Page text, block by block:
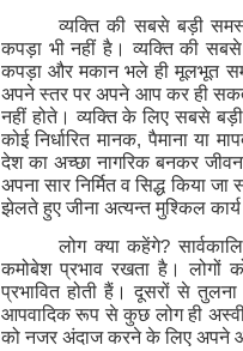
व्यक्ति की सबसे बड़ी
कपड़ा भी नहीं है। व्यक्ति की
कपड़ा और मकान भले ही मूलभूत
अपने स्तर पर अपने आप कर ही
नहीं होते। व्यक्ति के लिए सबसे
कोई निर्धारित मानक,पैमाना या
देश का अच्छा नागरिक बनकर
अपना सार निर्मित व सिद्ध किया
झेलते हुए जीना अत्यन्त मुश्किल
लोग क्या कहेंगे?
कमोबेश प्रभाव रखता है। लोगों
प्रभावित होती हैं। दूसरों से
आपवादिक रूप से कुछ लोग ही
को नजर अंदाज करने के लिए अपने